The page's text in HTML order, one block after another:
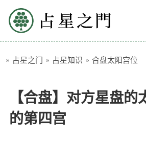
» 占星之门 » 占星知识 » 合盘太阳宫位
【合盘】对方星盘
的第四宫